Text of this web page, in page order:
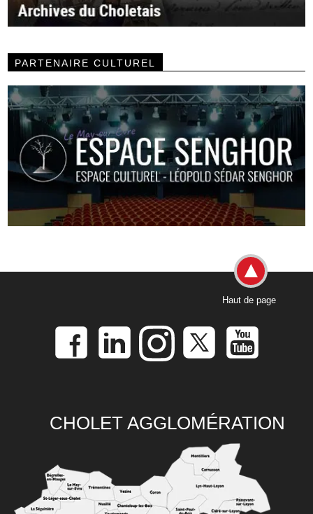
PARTENAIRE CULTUREL
Haut de page
CHOLET AGGLOMÉRATION